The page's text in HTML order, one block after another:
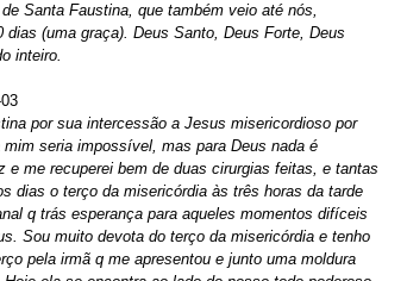
Santa Faustina, que também veio até nós,
(uma graça). Deus Santo, Deus Forte, Deus
inteiro.
por sua intercessão a Jesus misericordioso por
seria impossível, mas para Deus nada é
me recuperei bem de duas cirurgias feitas, e tantas
dias o terço da misericórdia às três horas da tarde
q trás esperança para aqueles momentos difíceis
Sou muito devota do terço da misericórdia e tenho
pela irmã q me apresentou e junto uma moldura